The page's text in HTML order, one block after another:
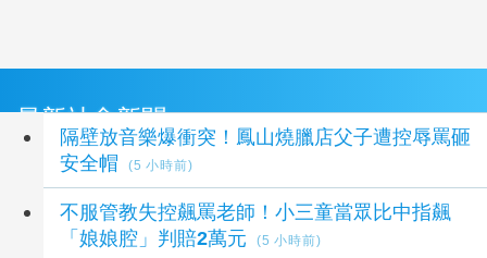
最新社會新聞
隔壁放音樂爆衝突！鳳山燒臘店父子遭控辱罵砸
安全帽
(5 小時前)
不服管教失控飆罵老師！小三童當眾比中指飆
「娘娘腔」判賠2萬元
(5 小時前)